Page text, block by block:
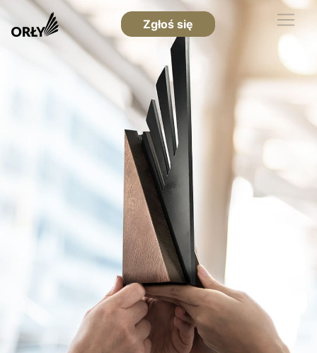
Zgłoś się